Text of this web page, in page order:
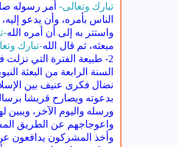
تبارك وتعالى- أمر رسوله
الناس بأمره، وأن يدعو
واستتر به إلى أن أمره الله-
مبعثه، ثم قال الله-تبارك
2- طبيعة الفترة التي نزلت
السنة الرابعة من البعثة
نضال فكرى عنيف بين
بدعوته ويصارح قريشا
ورسله واليوم الآخر،
واعوجاجهم عن الطريق
وأخذ المشركون يدافعون عن